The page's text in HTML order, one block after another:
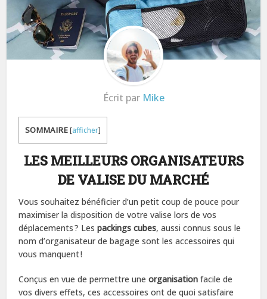
Écrit par Mike
SOMMAIRE[afficher]
LES MEILLEURS ORGANISATEURS
DE VALISE DU MARCHÉ
Vous souhaitez bénéficier d’un petit coup de pouce pour
maximiser la disposition de votre valise lors de vos
déplacements ? Lespackings cubes, aussi connus sous le
nom d’organisateur de bagage sont les accessoires qui
vous manquent !
Conçus en vue de permettre uneorganisation facile de
vos divers effets, ces accessoires ont de quoi satisfaire